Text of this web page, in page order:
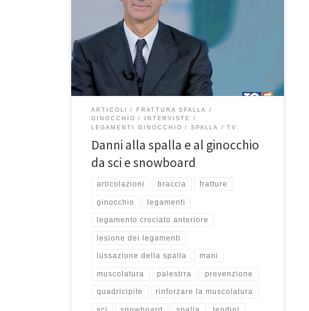
Questo è l’argomento dell’intervista al Prof. Francesco
Franceschi ortopedico spalla e ginocchio a Roma,
andata in onda il 10 dicembre 2025 su Tg5 Salute. Se
l’avete persa, potete rivederla qui. I danni dello sci
sulla neve, frequentissimi ormai. Fratture alla […]
ARTICOLI
FRATTURA SPALLA
GINOCCHIO
INTERVISTE
LEGAMENTI GINOCCHIO
SPALLA TV
Danni alla spalla e al ginocchio
da sci e snowboard
articolazioni braccia fratture
ginocchio legamenti
legamento crociato anteriore
lesione dei legamenti
lussazione della spalla mani
muscolatura palestrra prevenzione
quadricipite rinforzare la muscolatura